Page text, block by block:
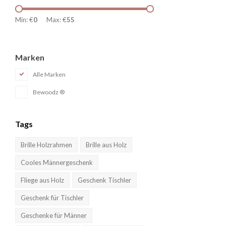
Min: €0 Max: €55
Marken
Alle Marken
Bewoodz ®
Tags
Brille Holzrahmen Brille aus Holz
Cooles Männergeschenk
Fliege aus Holz Geschenk Tischler
Geschenk für Tischler
Geschenke für Männer